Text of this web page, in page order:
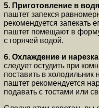
5. Приготовление в
паштет запекся
рекомендуется запекать
паштет помещают в
с горячей водой.
6. Охлаждение и
следует остудить при
поставить в холодильник
паштет рекомендуется
подавать с тостами или